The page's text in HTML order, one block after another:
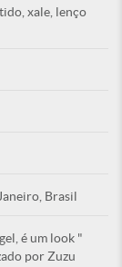
xale, lenço
Brasil
é um look "
por Zuzu